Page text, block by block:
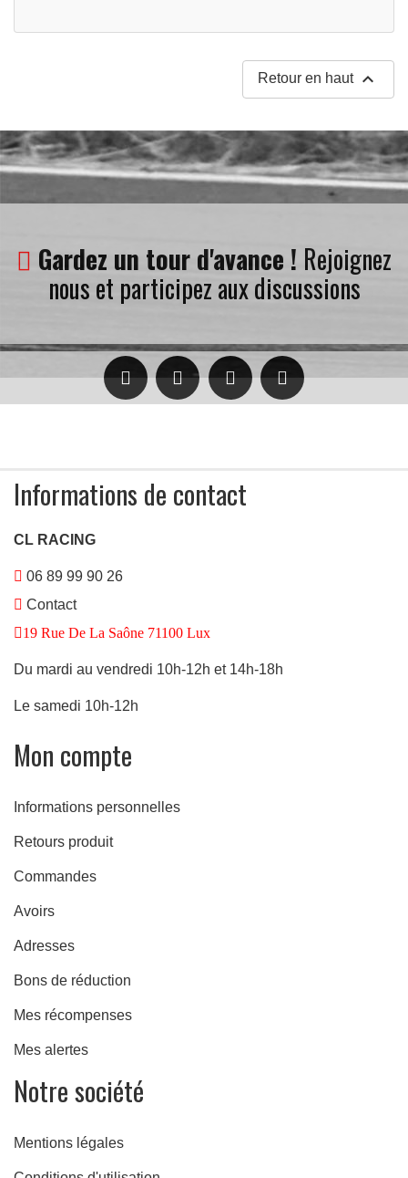
Retour en haut 
Gardez un tour d'avance ! Rejoignez
nous et participez aux discussions
Informations de contact
CL RACING
06 89 99 90 26
Contact
19 Rue De La Saône 71100 Lux
Du mardi au vendredi 10h-12h et 14h-18h
Le samedi 10h-12h
Mon compte
Informations personnelles
Retours produit
Commandes
Avoirs
Adresses
Bons de réduction
Mes récompenses
Mes alertes
Notre société
Mentions légales